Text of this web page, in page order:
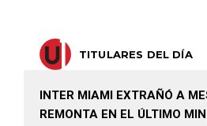
TITULARES DEL DÍA
INTER MIAMI EXTRAÑÓ A
REMONTA EN EL ÚLTIMO